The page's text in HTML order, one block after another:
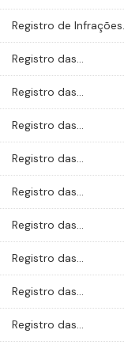
Registro de
Registro das...
Registro das...
Registro das...
Registro das...
Registro das...
Registro das...
Registro das...
Registro das...
Registro das...